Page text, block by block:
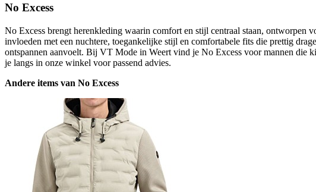
No Excess
No Excess brengt herenkleding waarin comfort en stijl centraal staan,
invloeden met een nuchtere, toegankelijke stijl en comfortabele fits die prettig
ontspannen aanvoelt. Bij VT Mode in Weert vind je No Excess voor mannen die
je langs in onze winkel voor passend advies.
Andere items van No Excess